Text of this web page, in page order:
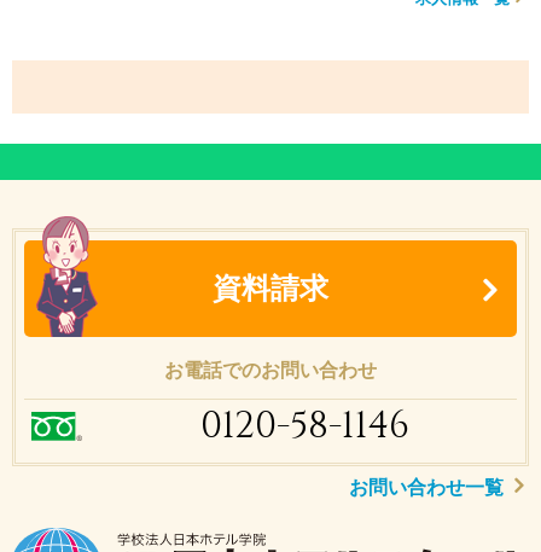
資料請求
お電話でのお問い合わせ
0120-58-1146
お問い合わせ一覧